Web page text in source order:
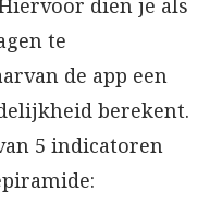
dien je als
te
de app een
berekent.
5 indicatoren